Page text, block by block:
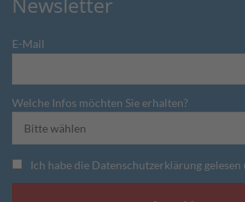
E-Mail
Welche Infos möchten Sie erhalten?
Ich habe die Datenschutzerklärung